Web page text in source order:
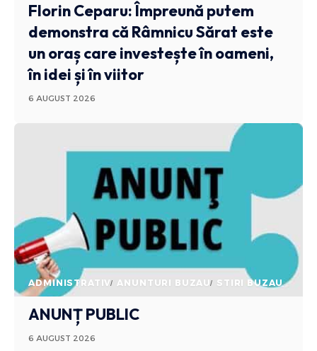
Florin Ceparu: Împreună putem
demonstra că Râmnicu Sărat este
un oraș care investește în oameni,
în idei și în viitor
6 AUGUST 2026
ADMINISTRATIV ANUNTURI BUZAU STIRI BUZAU
ANUNȚ PUBLIC
6 AUGUST 2026